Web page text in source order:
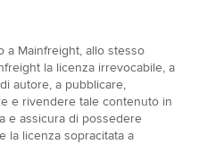
a Mainfreight, allo stesso
la licenza irrevocabile, a
autore, a pubblicare,
e rivendere tale contenuto in
e assicura di possedere
la licenza sopracitata a